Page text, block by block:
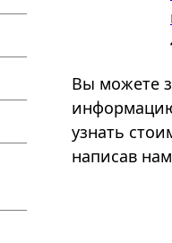
Вы можете
узнать
написав